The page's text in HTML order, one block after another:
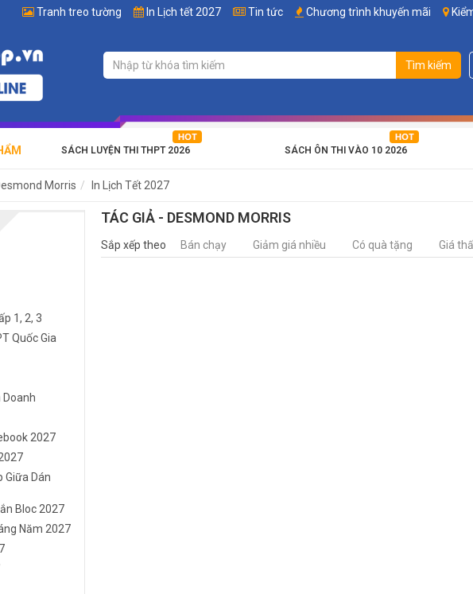
Tranh treo tường In Lịch tết 2027 Tin tức Chương trình khuyến mãi
Tìm kiếm
SÁCH LUYỆN THI THPT 2026 SÁCH ÔN THI VÀO 10 2026
Morris In Lịch Tết 2027
1, 2, 3
Quốc Gia
Doanh
2027
Giữa Dán
Bloc 2027
Năm 2027
TÁC GIẢ - DESMOND MORRIS
Sắp xếp theo Bán chạy Giảm giá nhiều Có quà tặng Giá